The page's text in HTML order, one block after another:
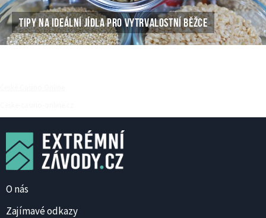
TIPY NA IDEÁLNÍ JÍDLA PRO VYTRVALOSTNÍ BĚŽCE
O nás
Zajímavé odkazy